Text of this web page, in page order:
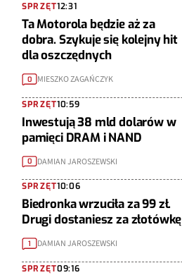
SPRZĘT12:31
Ta Motorola będzie aż za
dobra. Szykuje się kolejny hit
dla oszczędnych
0 MIESZKO ZAGAŃCZYK
SPRZĘT10:59
Inwestują 38 mld dolarów w
pamięci DRAM i NAND
0 DAMIAN JAROSZEWSKI
SPRZĘT10:06
Biedronka wrzuciła za 99 zł.
Drugi dostaniesz za złotówkę
1 DAMIAN JAROSZEWSKI
SPRZĘT09:16